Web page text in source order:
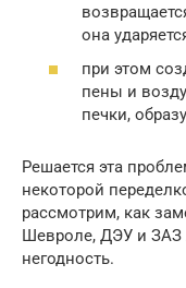
она
при этом
пены и
печки,
Решается эта
некоторой
рассмотрим, как
Шевроле, ДЭУ и ЗАЗ
негодность.